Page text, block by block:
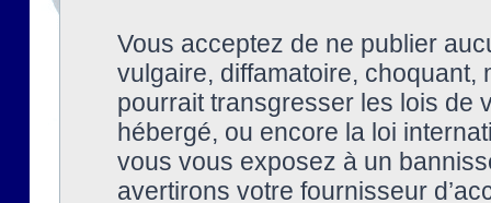
Vous acceptez de ne publier
vulgaire, diffamatoire, choquant,
pourrait transgresser les lois de
hébergé, ou encore la loi
vous vous exposez à un
avertirons votre fournisseur